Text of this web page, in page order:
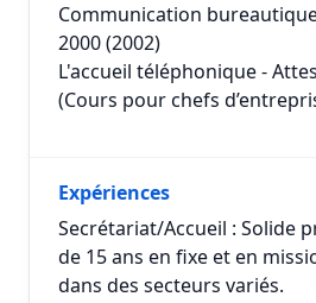
Communication
2000 (2002)
L'accueil téléphonique -
(Cours pour chefs
Expériences
Secrétariat/Accueil : Solide
de 15 ans en fixe et en
dans des secteurs variés.